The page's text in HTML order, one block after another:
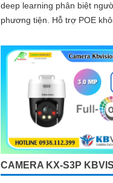
deep learning phân biệt
phương tiện. Hỗ trợ POE không cần
hình...
CAMERA KX-S3P